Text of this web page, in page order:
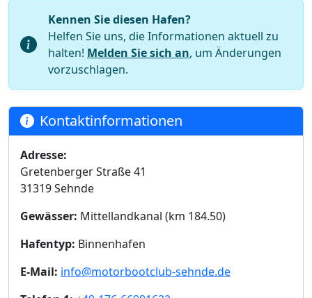
Kennen Sie diesen Hafen?
Helfen Sie uns, die Informationen aktuell zu
halten! Melden Sie sich an, um Änderungen
vorzuschlagen.
Kontaktinformationen
Adresse:
Gretenberger Straße 41
31319 Sehnde
Gewässer: Mittellandkanal (km 184.50)
Hafentyp: Binnenhafen
E-Mail: info@motorbootclub-sehnde.de